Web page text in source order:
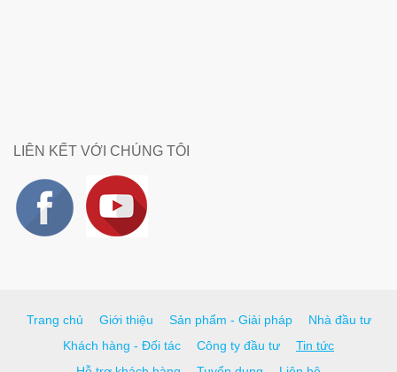
LIÊN KẾT VỚI CHÚNG TÔI
Trang chủ Giới thiệu Sản phẩm - Giải pháp
Nhà đầu tư
Khách hàng - Đối tác
Công ty đầu tư
Tin tức